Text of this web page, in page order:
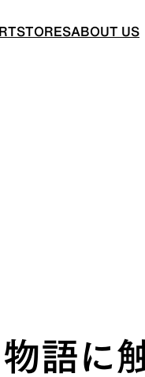
STORESABOUT US
語に